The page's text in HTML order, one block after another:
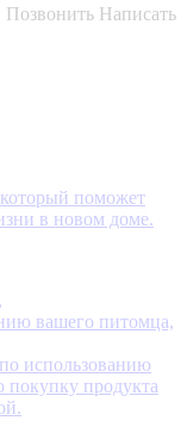
Позвонить Написать
поможет
в новом доме.
вашего питомца,
использованию
покупку продукта